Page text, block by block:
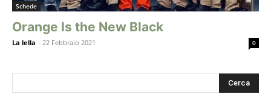
Schede
Orange Is the New Black
La lella - 22 Febbraio 2021 0